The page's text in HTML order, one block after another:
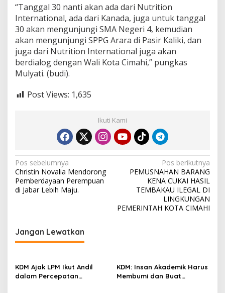
“Tanggal 30 nanti akan ada dari Nutrition
International, ada dari Kanada, juga untuk tanggal
30 akan mengunjungi SMA Negeri 4, kemudian
akan mengunjungi SPPG Arara di Pasir Kaliki, dan
juga dari Nutrition International juga akan
berdialog dengan Wali Kota Cimahi,” pungkas
Mulyati. (budi).
Post Views: 1,635
Ikuti Kami
N
a
v
a
i
p
Pos sebelumnya
Christin Novalia Mendorong
Pemberdayaan Perempuan
di Jabar Lebih Maju.
Pos berikutnya
PEMUSNAHAN BARANG
KENA CUKAI HASIL
TEMBAKAU ILEGAL DI
LINGKUNGAN
PEMERINTAH KOTA CIMAHI
Jangan Lewatkan
KDM Ajak LPM Ikut Andil
dalam Percepatan
KDM: Insan Akademik Harus
Membumi dan Buat